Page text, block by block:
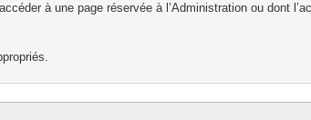
à une page réservée à l’Administration ou dont